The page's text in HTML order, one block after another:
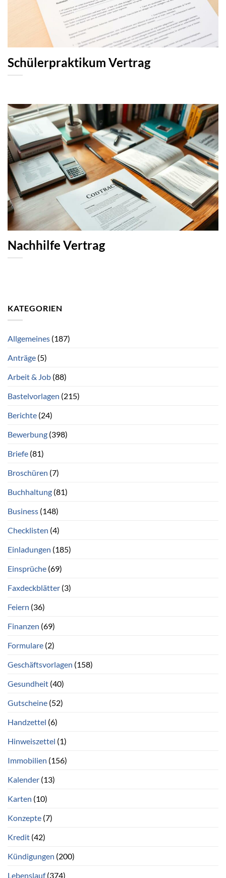
Schülerpraktikum Vertrag
Nachhilfe Vertrag
KATEGORIEN
Allgemeines (187)
Anträge (5)
Arbeit & Job (88)
Bastelvorlagen (215)
Berichte (24)
Bewerbung (398)
Briefe (81)
Broschüren (7)
Buchhaltung (81)
Business (148)
Checklisten (4)
Einladungen (185)
Einsprüche (69)
Faxdeckblätter (3)
Feiern (36)
Finanzen (69)
Formulare (2)
Geschäftsvorlagen (158)
Gesundheit (40)
Gutscheine (52)
Handzettel (6)
Hinweiszettel (1)
Immobilien (156)
Kalender (13)
Karten (10)
Konzepte (7)
Kredit (42)
Kündigungen (200)
Lebenslauf(374)